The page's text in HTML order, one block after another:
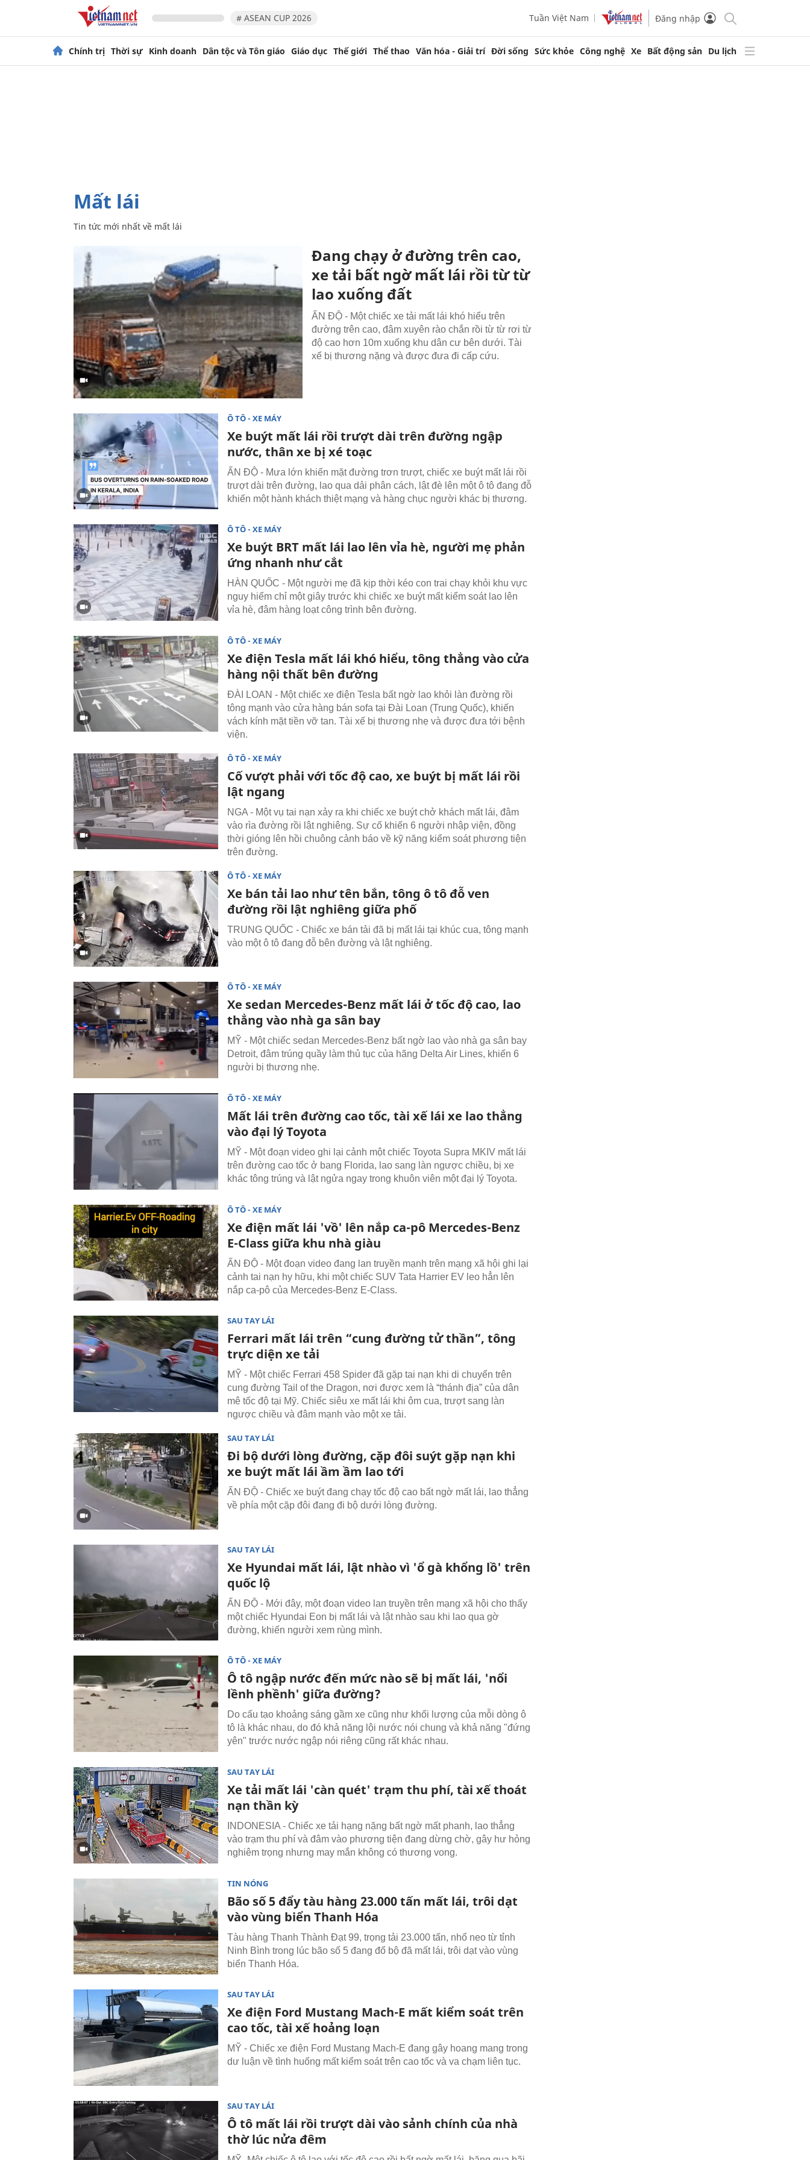
# ASEAN CUP 2026 Tuần Việt Nam Đăng nhập
Chính trị Thời sự Kinh doanh Dân tộc và Tôn giáo Giáo dục Thế giới Thể thao Văn hóa - Giải trí Đời sống Sức khỏe Công nghệ Xe Bất động sản Du lịch
mất lái
Tin tức mới nhất về mất lái
Đang chạy ở đường trên cao,
xe tải bất ngờ mất lái rồi từ từ
lao xuống đất
ẤN ĐỘ - Một chiếc xe tải mất lái khó hiểu trên
đường trên cao, đâm xuyên rào chắn rồi từ từ rơi từ
độ cao hơn 10m xuống khu dân cư bên dưới. Tài
xế bị thương nặng và được đưa đi cấp cứu.
Ô TÔ - XE MÁY
Xe buýt mất lái rồi trượt dài trên đường ngập
nước, thân xe bị xé toạc
ẤN ĐỘ - Mưa lớn khiến mặt đường trơn trượt, chiếc xe buýt mất lái rồi
trượt dài trên đường, lao qua dải phân cách, lật đè lên một ô tô đang đỗ
khiến một hành khách thiệt mạng và hàng chục người khác bị thương.
Ô TÔ - XE MÁY
Xe buýt BRT mất lái lao lên vỉa hè, người mẹ phản
ứng nhanh như cắt
HÀN QUỐC - Một người mẹ đã kịp thời kéo con trai chạy khỏi khu vực
nguy hiểm chỉ một giây trước khi chiếc xe buýt mất kiểm soát lao lên
vỉa hè, đâm hàng loạt công trình bên đường.
Ô TÔ - XE MÁY
Xe điện Tesla mất lái khó hiểu, tông thẳng vào cửa
hàng nội thất bên đường
ĐÀI LOAN - Một chiếc xe điện Tesla bất ngờ lao khỏi làn đường rồi
tông mạnh vào cửa hàng bán sofa tại Đài Loan (Trung Quốc), khiến
vách kính mặt tiền vỡ tan. Tài xế bị thương nhẹ và được đưa tới bệnh
viện.
Ô TÔ - XE MÁY
Cố vượt phải với tốc độ cao, xe buýt bị mất lái rồi
lật ngang
NGA - Một vụ tai nạn xảy ra khi chiếc xe buýt chở khách mất lái, đâm
vào rìa đường rồi lật nghiêng. Sự cố khiến 6 người nhập viện, đồng
thời gióng lên hồi chuông cảnh báo về kỹ năng kiểm soát phương tiện
trên đường.
Ô TÔ - XE MÁY
Xe bán tải lao như tên bắn, tông ô tô đỗ ven
đường rồi lật nghiêng giữa phố
TRUNG QUỐC - Chiếc xe bán tải đã bị mất lái tại khúc cua, tông mạnh
vào một ô tô đang đỗ bên đường và lật nghiêng.
Ô TÔ - XE MÁY
Xe sedan Mercedes-Benz mất lái ở tốc độ cao, lao
thẳng vào nhà ga sân bay
MỸ - Một chiếc sedan Mercedes-Benz bất ngờ lao vào nhà ga sân bay
Detroit, đâm trúng quầy làm thủ tục của hãng Delta Air Lines, khiến 6
người bị thương nhẹ.
Ô TÔ - XE MÁY
Mất lái trên đường cao tốc, tài xế lái xe lao thẳng
vào đại lý Toyota
MỸ - Một đoạn video ghi lại cảnh một chiếc Toyota Supra MKIV mất lái
trên đường cao tốc ở bang Florida, lao sang làn ngược chiều, bị xe
khác tông trúng và lật ngửa ngay trong khuôn viên một đại lý Toyota.
Ô TÔ - XE MÁY
Xe điện mất lái 'vồ' lên nắp ca-pô Mercedes-Benz
E-Class giữa khu nhà giàu
ẤN ĐỘ - Một đoạn video đang lan truyền mạnh trên mạng xã hội ghi lại
cảnh tai nạn hy hữu, khi một chiếc SUV Tata Harrier EV leo hẳn lên
nắp ca-pô của Mercedes-Benz E-Class.
SAU TAY LÁI
Ferrari mất lái trên “cung đường tử thần”, tông
trực diện xe tải
MỸ - Một chiếc Ferrari 458 Spider đã gặp tai nạn khi di chuyển trên
cung đường Tail of the Dragon, nơi được xem là “thánh địa” của dân
mê tốc độ tại Mỹ. Chiếc siêu xe mất lái khi ôm cua, trượt sang làn
ngược chiều và đâm mạnh vào một xe tải.
SAU TAY LÁI
Đi bộ dưới lòng đường, cặp đôi suýt gặp nạn khi
xe buýt mất lái ầm ầm lao tới
ẤN ĐỘ - Chiếc xe buýt đang chạy tốc độ cao bất ngờ mất lái, lao thẳng
về phía một cặp đôi đang đi bộ dưới lòng đường.
SAU TAY LÁI
Xe Hyundai mất lái, lật nhào vì 'ổ gà khổng lồ' trên
quốc lộ
ẤN ĐỘ - Mới đây, một đoạn video lan truyền trên mạng xã hội cho thấy
một chiếc Hyundai Eon bị mất lái và lật nhào sau khi lao qua gờ
đường, khiến người xem rùng mình.
Ô TÔ - XE MÁY
Ô tô ngập nước đến mức nào sẽ bị mất lái, 'nổi
lềnh phềnh' giữa đường?
Do cấu tạo khoảng sáng gầm xe cũng như khối lượng của mỗi dòng ô
tô là khác nhau, do đó khả năng lội nước nói chung và khả năng "đứng
yên" trước nước ngập nói riêng cũng rất khác nhau.
SAU TAY LÁI
Xe tải mất lái 'càn quét' trạm thu phí, tài xế thoát
nạn thần kỳ
INDONESIA - Chiếc xe tải hạng nặng bất ngờ mất phanh, lao thẳng
vào trạm thu phí và đâm vào phương tiện đang dừng chờ, gây hư hỏng
nghiêm trọng nhưng may mắn không có thương vong.
TIN NÓNG
Bão số 5 đẩy tàu hàng 23.000 tấn mất lái, trôi dạt
vào vùng biển Thanh Hóa
Tàu hàng Thanh Thành Đạt 99, trọng tải 23.000 tấn, nhổ neo từ tỉnh
Ninh Bình trong lúc bão số 5 đang đổ bộ đã mất lái, trôi dạt vào vùng
biển Thanh Hóa.
SAU TAY LÁI
Xe điện Ford Mustang Mach-E mất kiểm soát trên
cao tốc, tài xế hoảng loạn
MỸ - Chiếc xe điện Ford Mustang Mach-E đang gây hoang mang trong
dư luận về tình huống mất kiểm soát trên cao tốc và va chạm liên tục.
SAU TAY LÁI
Ô tô mất lái rồi trượt dài vào sảnh chính của nhà
thờ lúc nửa đêm